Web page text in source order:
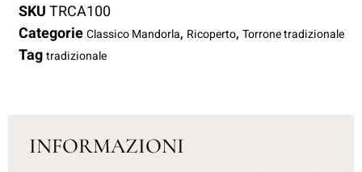
SKUTRCA100
Categorie Classico Mandorla, Ricoperto, Torrone tradizionale
Tag tradizionale
INFORMAZIONI